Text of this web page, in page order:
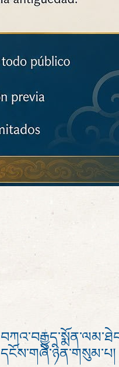
དངོས་གཞི་ཉིན་གསུམ་པ།